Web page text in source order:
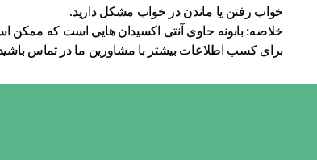
خواب رفتن یا ماندن در خواب مشکل دارید.
خلاصه: بابونه حاوی آنتی اکسیدان هایی است که
برای کسب اطلاعات بیشتر با مشاورین ما در تماس